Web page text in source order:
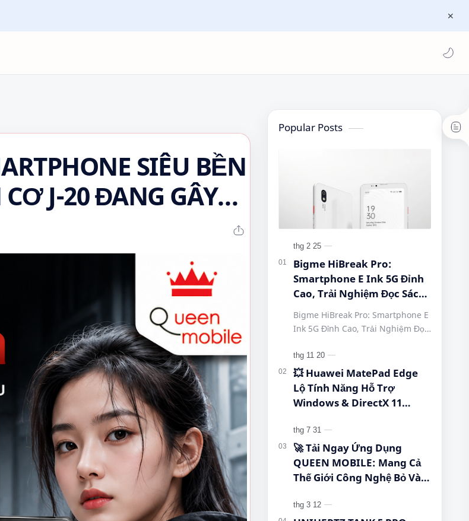
SIÊU BỀN
J-20 ĐANG GÂY
Popular Posts
Bigme HiBreak Pro:
Smartphone E Ink 5G Đỉnh
Cao, Trải Nghiệm Đọc Sách
Mobile! #BigmeHiBreakPro
#SmartphoneEInk
#QueenMobile
#HiBreakPro5G
#DienThoaiDocSach
#CongNgheMoi
#EInkPhone
#5GSmartphone
Bigme HiBreak Pro: Smartphone E
Ink 5G Đỉnh Cao, Trải Nghiệm Đọc
#BigmeHiBreakPro
#SmartphoneEInk #QueenMobile
#Hi…
💥 Huawei MatePad Edge
Lộ Tính Năng Hỗ Trợ
Windows & DirectX 11
🚀 Tải Ngay Ứng Dụng
QUEEN MOBILE: Mang Cả
Thế Giới Công Nghệ Bỏ Vào